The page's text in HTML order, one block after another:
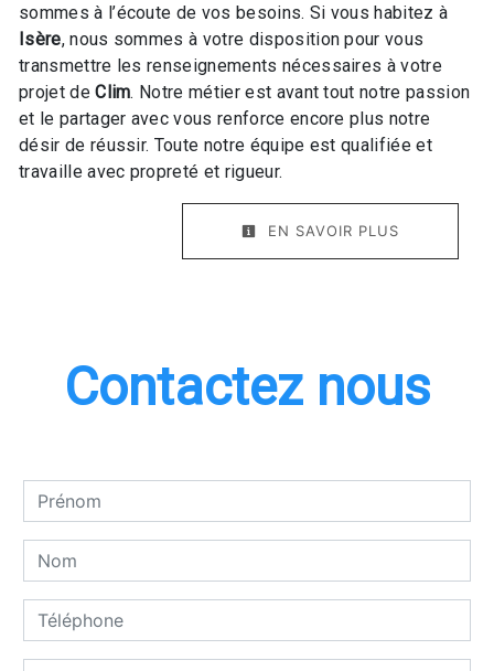
sommes à l’écoute de vos besoins. Si vous habitez à
Isère, nous sommes à votre disposition pour vous
transmettre les renseignements nécessaires à votre
projet deClim. Notre métier est avant tout notre passion
et le partager avec vous renforce encore plus notre
désir de réussir. Toute notre équipe est qualifiée et
travaille avec propreté et rigueur.
EN SAVOIR PLUS
Contactez nous